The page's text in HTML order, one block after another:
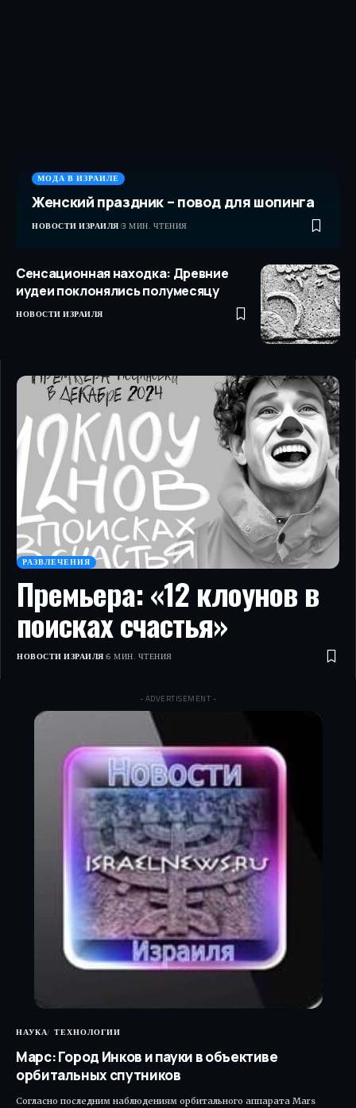
МОДА В ИЗРАИЛЕ
Женский праздник – повод для шопинга
НОВОСТИ ИЗРАИЛЯ 3 МИН. ЧТЕНИЯ
Сенсационная находка: Древние
иудеи поклонялись полумесяцу
НОВОСТИ ИЗРАИЛЯ
РАЗВЛЕЧЕНИЯ
Премьера: «12 клоунов в
поисках счастья»
НОВОСТИ ИЗРАИЛЯ 6 МИН. ЧТЕНИЯ
- ADVERTISEMENT -
НАУКА ТЕХНОЛОГИИ
Марс: Город Инков и пауки в объективе
орбитальных спутников
Согласно последним наблюдениям орбитального аппарата Mars